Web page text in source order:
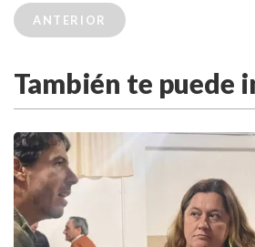
ANTERIOR
También te puede